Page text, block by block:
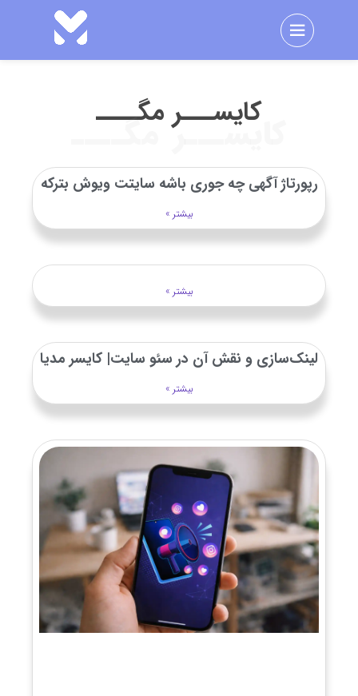
کایســـر مگــــ​
کایســـر مگــــ​
رپورتاژ آگهی چه جوری باشه سایتت ویوش بترکه
بیشتر »
بیشتر »
لینک‌سازی و نقش آن در سئو سایت| کایسر مدیا
بیشتر »